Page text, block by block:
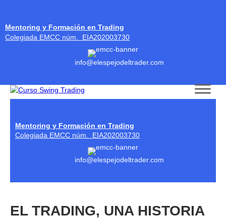
Mentoring y Formación en Trading
Colegiada EMCC núm. EIA202003730
info@elespejodeltrader.com
Mentoring y Formación en Trading
Colegiada EMCC núm. EIA202003730
info@elespejodeltrader.com
EL TRADING, UNA HISTORIA